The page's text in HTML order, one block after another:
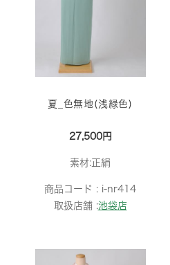
夏_色無地(浅緑色)
27,500円
素材:正絹
商品コード : i-nr414
取扱店舗 :池袋店